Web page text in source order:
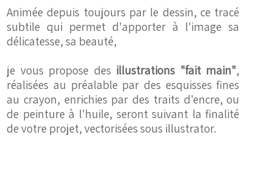
Animée depuis toujours par le dessin, ce tracé
subtile qui permet d'apporter à l'image sa
délicatesse, sa beauté,
je vous propose des illustrations "fait main",
réalisées au préalable par des esquisses fines
au crayon, enrichies par des traits d'encre, ou
de peinture à l'huile, seront suivant la finalité
de votre projet, vectorisées sous illustrator.